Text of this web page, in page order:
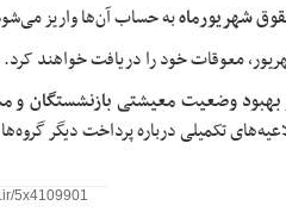
شهریورماهبه حساب آن‌ها واریز
معوقات خود را دریافت خواهند کرد.
وضعیت معیشتی بازنشستگان و
تکمیلی درباره پرداخت دیگر